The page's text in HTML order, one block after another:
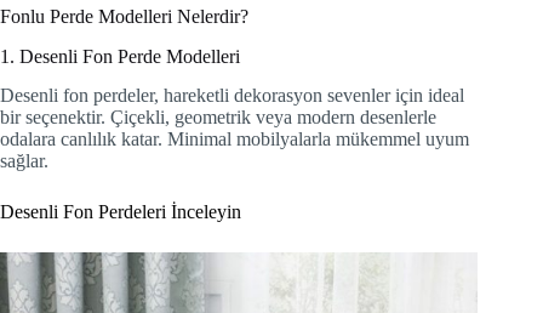
Fonlu Perde Modelleri Nelerdir?
1. Desenli Fon Perde Modelleri
Desenli fon perdeler, hareketli dekorasyon sevenler için ideal
bir seçenektir. Çiçekli, geometrik veya modern desenlerle
odalara canlılık katar. Minimal mobilyalarla mükemmel uyum
sağlar.
Desenli Fon Perdeleri İnceleyin